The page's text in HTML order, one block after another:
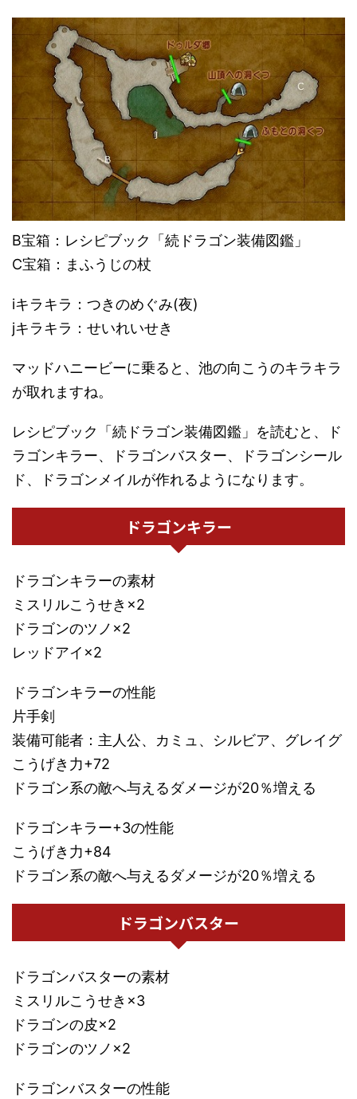
B宝箱：レシピブック「続ドラゴン装備図鑑」
C宝箱：まふうじの杖
iキラキラ：つきのめぐみ(夜)
jキラキラ：せいれいせき
マッドハニービーに乗ると、池の向こうのキラキラ
が取れますね。
レシピブック「続ドラゴン装備図鑑」を読むと、ド
ラゴンキラー、ドラゴンバスター、ドラゴンシール
ド、ドラゴンメイルが作れるようになります。
ドラゴンキラー
ドラゴンキラーの素材
ミスリルこうせき×2
ドラゴンのツノ×2
レッドアイ×2
ドラゴンキラーの性能
片手剣
装備可能者：主人公、カミュ、シルビア、グレイグ
こうげき力+72
ドラゴン系の敵へ与えるダメージが20％増える
ドラゴンキラー+3の性能
こうげき力+84
ドラゴン系の敵へ与えるダメージが20％増える
ドラゴンバスター
ドラゴンバスターの素材
ミスリルこうせき×3
ドラゴンの皮×2
ドラゴンのツノ×2
ドラゴンバスターの性能